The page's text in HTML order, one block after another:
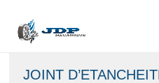
JOINT